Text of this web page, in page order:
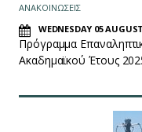
ΑΝΑΚΟΙΝΩΣΕΙΣ
WEDNESDAY 05
Πρόγραμμα
Ακαδημαϊκού Έτους